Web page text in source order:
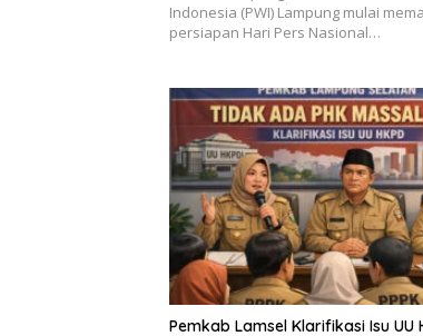
Indonesia (PWI) Lampung mulai
persiapan Hari Pers Nasional…
Pemkab Lamsel Klarifikasi Isu UU